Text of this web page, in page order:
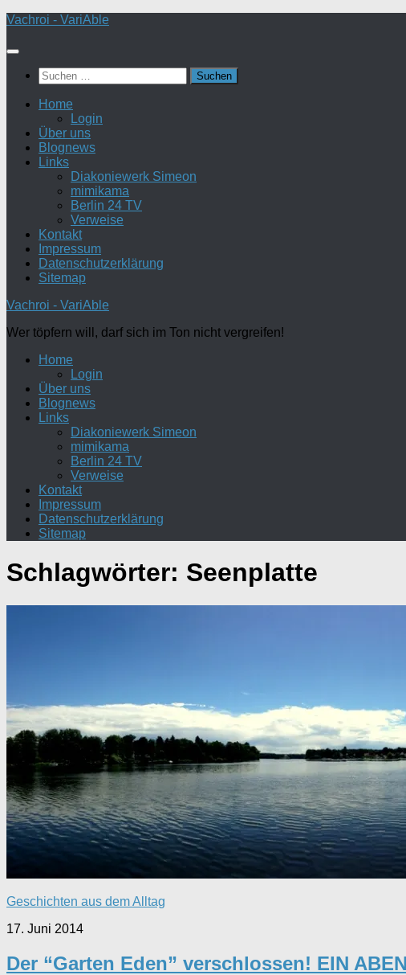
Zum
springen
Vachroi - VariAble
Suchen
nach:
Home
Login
Über uns
Blognews
Links
Diakoniewerk Simeon
mimikama
Berlin 24 TV
Verweise
Kontakt
Impressum
Datenschutzerklärung
Sitemap
Vachroi - VariAble
Wer töpfern will, darf sich im Ton nicht vergreifen!
Home
Login
Über uns
Blognews
Links
Diakoniewerk Simeon
mimikama
Berlin 24 TV
Verweise
Kontakt
Impressum
Datenschutzerklärung
Sitemap
Schlagwörter: Seenplatte
Geschichten aus dem Alltag
17. Juni 2014
Der “Garten Eden” verschlossen! EIN